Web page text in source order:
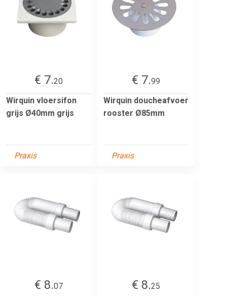
€ 7.20
Wirquin vloersifon
grijs Ø40mm grijs
Praxis
€ 7.99
Wirquin doucheafvoer
rooster Ø85mm
Praxis
€ 8.07
€ 8.25